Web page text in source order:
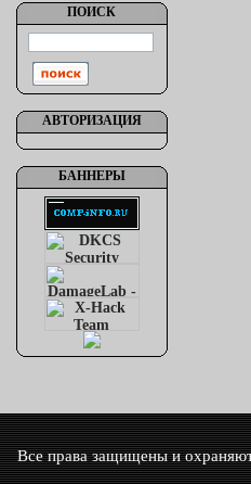
ПОИСК
АВТОРИЗАЦИЯ
БАННЕРЫ
Все права защищены и